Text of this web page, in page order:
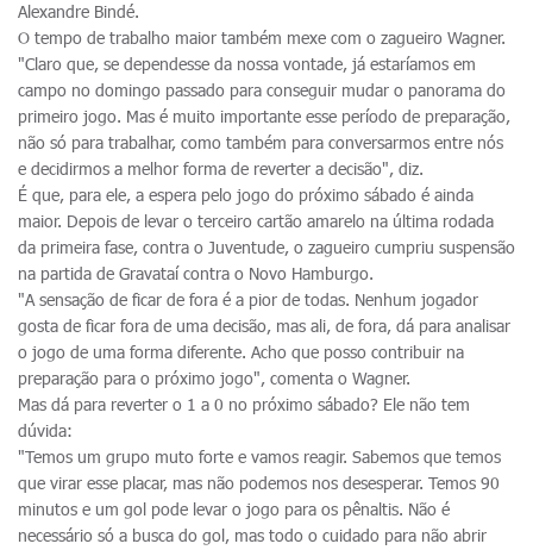
Alexandre Bindé.
O tempo de trabalho maior também mexe com o zagueiro Wagner.
"Claro que, se dependesse da nossa vontade, já estaríamos em
campo no domingo passado para conseguir mudar o panorama do
primeiro jogo. Mas é muito importante esse período de preparação,
não só para trabalhar, como também para conversarmos entre nós
e decidirmos a melhor forma de reverter a decisão", diz.
É que, para ele, a espera pelo jogo do próximo sábado é ainda
maior. Depois de levar o terceiro cartão amarelo na última rodada
da primeira fase, contra o Juventude, o zagueiro cumpriu suspensão
na partida de Gravataí contra o Novo Hamburgo.
"A sensação de ficar de fora é a pior de todas. Nenhum jogador
gosta de ficar fora de uma decisão, mas ali, de fora, dá para analisar
o jogo de uma forma diferente. Acho que posso contribuir na
preparação para o próximo jogo", comenta o Wagner.
Mas dá para reverter o 1 a 0 no próximo sábado? Ele não tem
dúvida:
"Temos um grupo muto forte e vamos reagir. Sabemos que temos
que virar esse placar, mas não podemos nos desesperar. Temos 90
minutos e um gol pode levar o jogo para os pênaltis. Não é
necessário só a busca do gol, mas todo o cuidado para não abrir